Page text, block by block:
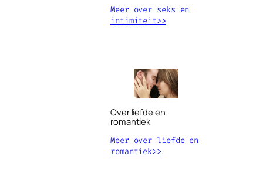
Meer over seks en
intimiteit>>
Over liefde en
romantiek
Meer over liefde en
romantiek>>